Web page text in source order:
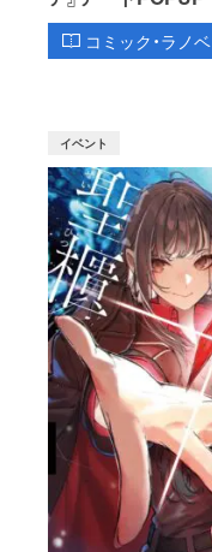
コミック・ラノベ
イベント